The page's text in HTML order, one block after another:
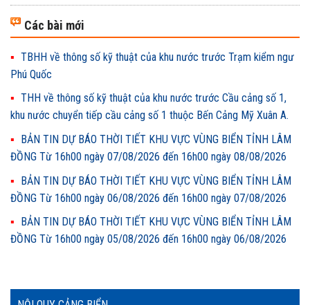
Các bài mới
TBHH về thông số kỹ thuật của khu nước trước Trạm kiểm ngư
Phú Quốc
THH về thông số kỹ thuật của khu nước trước Cầu cảng số 1,
khu nước chuyển tiếp cầu cảng số 1 thuộc Bến Cảng Mỹ Xuân A.
BẢN TIN DỰ BÁO THỜI TIẾT KHU VỰC VÙNG BIỂN TỈNH LÂM
ĐỒNG Từ 16h00 ngày 07/08/2026 đến 16h00 ngày 08/08/2026
BẢN TIN DỰ BÁO THỜI TIẾT KHU VỰC VÙNG BIỂN TỈNH LÂM
ĐỒNG Từ 16h00 ngày 06/08/2026 đến 16h00 ngày 07/08/2026
BẢN TIN DỰ BÁO THỜI TIẾT KHU VỰC VÙNG BIỂN TỈNH LÂM
ĐỒNG Từ 16h00 ngày 05/08/2026 đến 16h00 ngày 06/08/2026